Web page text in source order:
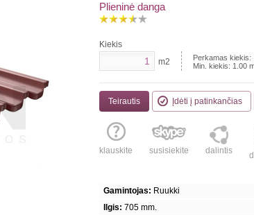
Plieninė danga
Kiekis
m2
Perkamas kiekis:
Min. kiekis: 1.00
Teirautis Įdėti į patinkančias
klauskite susisiekite dalintis
Gamintojas: Ruukki
Ilgis: 705 mm.